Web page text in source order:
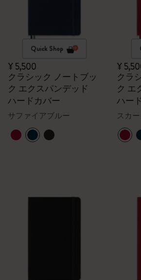
Quick Shop
¥ 5,500
クラシック ノートブッ
ク エクスパンデッド
ハードカバー
サファイアブルー
¥
クラ
ク エ
ハー
スカ